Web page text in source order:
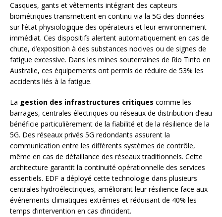
Casques, gants et vêtements intégrant des capteurs
biométriques transmettent en continu via la 5G des données
sur l’état physiologique des opérateurs et leur environnement
immédiat. Ces dispositifs alertent automatiquement en cas de
chute, d’exposition à des substances nocives ou de signes de
fatigue excessive. Dans les mines souterraines de Rio Tinto en
Australie, ces équipements ont permis de réduire de 53% les
accidents liés à la fatigue.
La gestion des infrastructures critiques comme les
barrages, centrales électriques ou réseaux de distribution d’eau
bénéficie particulièrement de la fiabilité et de la résilience de la
5G. Des réseaux privés 5G redondants assurent la
communication entre les différents systèmes de contrôle,
même en cas de défaillance des réseaux traditionnels. Cette
architecture garantit la continuité opérationnelle des services
essentiels. EDF a déployé cette technologie dans plusieurs
centrales hydroélectriques, améliorant leur résilience face aux
événements climatiques extrêmes et réduisant de 40% les
temps d’intervention en cas d’incident.